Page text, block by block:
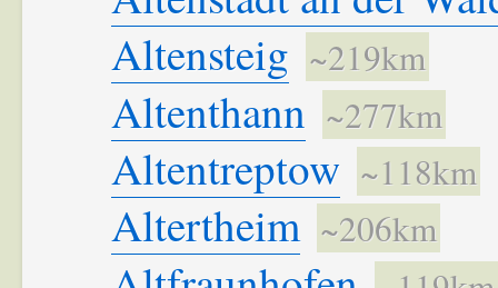
Altensteig ~219km
Altenthann ~277km
Altentreptow ~118km
Altertheim ~206km